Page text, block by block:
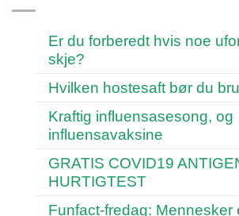
Er du forberedt hvis noe
skje?
Hvilken hostesaft bør du
Kraftig influensasesong, og
influensavaksine
GRATIS COVID19
HURTIGTEST
Funfact-fredag: Mennesker